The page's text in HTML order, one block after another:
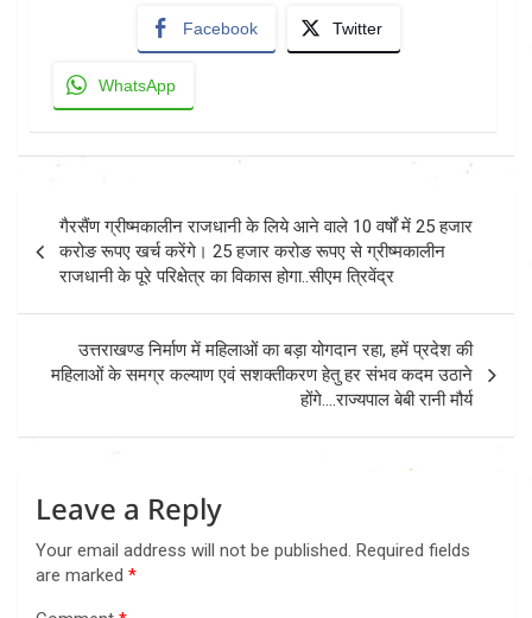
Facebook Twitter
WhatsApp
Post
navigation
गैरसैंण ग्रीष्मकालीन राजधानी के लिये आने वाले 10 वर्षों में 25 हजार
करोङ रूपए खर्च करेंगे। 25 हजार करोङ रूपए से ग्रीष्मकालीन
राजधानी के पूरे परिक्षेत्र का विकास होगा..सीएम त्रिवेंद्र
उत्तराखण्ड निर्माण में महिलाओं का बड़ा योगदान रहा, हमें प्रदेश की
महिलाओं के समग्र कल्याण एवं सशक्तीकरण हेतु हर संभव कदम उठाने
होंगे….राज्यपाल बेबी रानी मौर्य
Leave a Reply
Your email address will not be published. Required fields
are marked *